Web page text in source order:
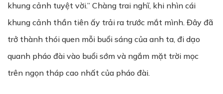
khung cảnh tuyệt vời.” Chàng trai nghĩ, khi nhìn cái
khung cảnh thần tiên ấy trải ra trước mắt mình. Đây đã
trở thành thói quen mỗi buổi sáng của anh ta, đi dạo
quanh pháo đài vào buổi sớm và ngắm mặt trời mọc
trên ngọn tháp cao nhất của pháo đài.